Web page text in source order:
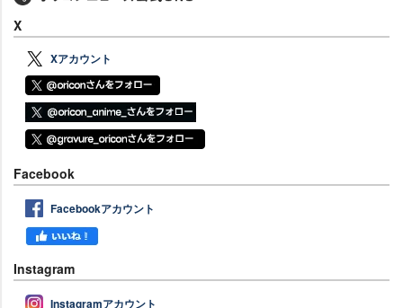
X
Xアカウント
Facebook
Facebookアカウント
Instagram
Instagramアカウント